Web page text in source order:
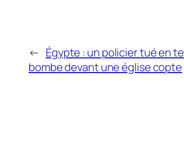
← Égypte : un policier tué en
bombe devant une église copte